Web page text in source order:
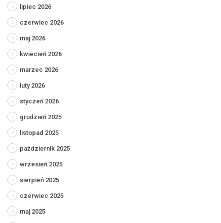
lipiec 2026
czerwiec 2026
maj 2026
kwiecień 2026
marzec 2026
luty 2026
styczeń 2026
grudzień 2025
listopad 2025
październik 2025
wrzesień 2025
sierpień 2025
czerwiec 2025
maj 2025